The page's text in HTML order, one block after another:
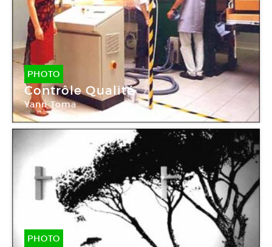
PHOTO
Contrôle Qualité
Yann Toma
PHOTO